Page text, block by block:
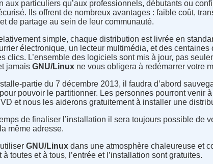
aux particuliers qu’aux professionnels, débutants ou
Ils offrent de nombreux avantages : faible coût,
de partage au sein de leur communauté.
simple, chaque distribution est livrée en
électronique, un lecteur multimédia, et des centaines
clics. L’ensemble des logiciels sont mis à jour, pas
jamais GNU/Linux ne vous obligera à redémarrer votre
partie du 7 décembre 2013, il faudra d’abord
pouvoir le partitionner. Les personnes pourront venir
et nous les aiderons gratuitement à installer une
de finaliser l’installation il sera toujours possible de
même adresse.
utiliserGNU/Linux dans une atmosphère chaleureuse et
toutes et à tous, l’entrée et l’installation sont gratuites.